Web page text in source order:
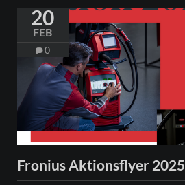
Aktionsflyer
2026
20
FEB
0
Fronius Aktionsflyer 2025